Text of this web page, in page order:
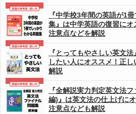
『中学校3年間の英語が1
集』は中学英語の復習に
注意点などを解説
『とってもやさしい英文
したい人にオススメ！正
解説
『全解説実力判定英文法
編)』は英文法の仕上げに
注意点なども解説